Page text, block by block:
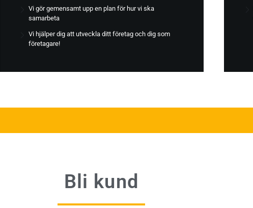
Vi gör gemensamt upp en plan för hur vi ska
samarbeta
Vi hjälper dig att utveckla ditt företag och dig som
företagare!
Bli kund